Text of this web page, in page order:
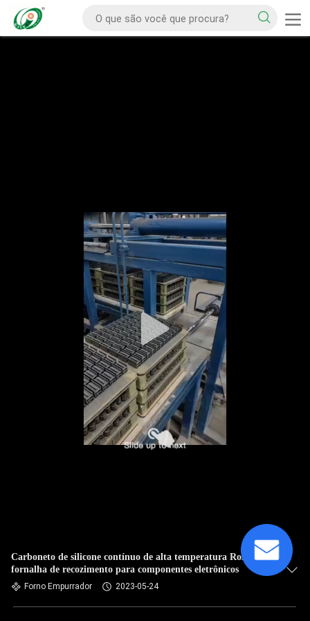
Carboneto de silicone contínuo de alta temperatura Ros da
fornalha de recozimento para componentes eletrônicos
Forno Empurrador 2023-05-24